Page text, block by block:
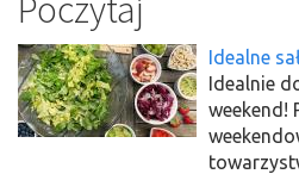
Poczytaj
Idealne
Idealnie
weekend!